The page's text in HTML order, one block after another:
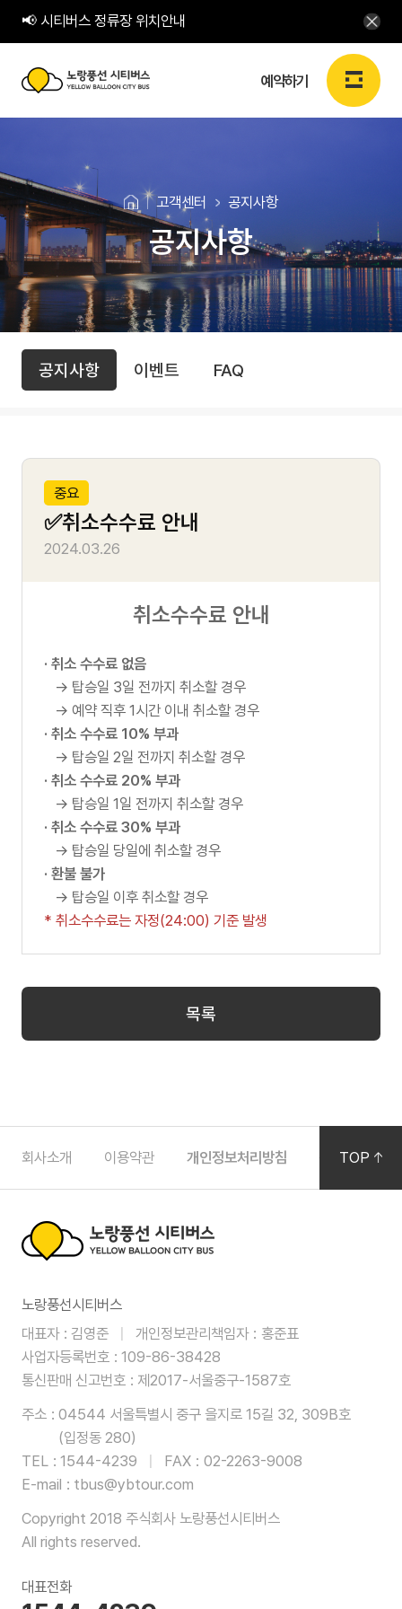
📢 시티버스 정류장 위치안내
노
풍
선
시
티
버
스
예약하기
예약하기
예약하기
예약확인
전통문화코스
투어정보
이용가이드
이
요
안
내
운행시간표
버스소개
노랑TV
FAQ
제휴사
제휴사
고객센터 공지사항
공지사항
고
객
터
공
지
공지사항 이벤트 FAQ
중요
✅취소수수료 안내
작
2024.03.26
취소수수료 안내
· 취소 수수료 없음
→ 탑승일 3일 전까지 취소할 경우
→ 예약 직후 1시간 이내 취소할 경우
· 취소 수수료 10% 부과
→ 탑승일 2일 전까지 취소할 경우
· 취소 수수료 20% 부과
→ 탑승일 1일 전까지 취소할 경우
· 취소 수수료 30% 부과
→ 탑승일 당일에 취소할 경우
· 환불 불가
→ 탑승일 이후 취소할 경우
* 취소수수료는 자정(24:00) 기준 발생
목록
TOP
하
단
영
역
회사소개 이용약관 개인정보처리방침 공지사항
랑
풍
선
시
티
버
스
노랑풍선시티버스
대표자
김영준 개인정보관리책임자
홍준표
사업자등록번호
109-86-38428
통신판매 신고번호
제2017-서울중구-1587호
주소
04544 서울특별시 중구 을지로 15길 32, 309B호
(입정동 280)
TEL
1544-4239 FAX
02-2263-9008
E-mail
tbus@ybtour.com
Copyright 2018 주식회사 노랑풍선시티버스
All rights reserved.
대표전화